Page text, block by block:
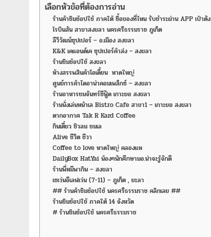
เลือกหัวข้อที่ต้องการอ่าน
ร้านค้าชิมช้อปใช้ ภาคใต้ ซื้อของที่ไหน รับชำระผ่าน APP เป๋าตัง
โรบินสัน สาขาสงขลา นครศรีธรรมราช ภูเก็ต
ลีวิวัฒน์ซุปเปอร์ – อ.เมือง สงขลา
K&K เคแอนด์เค ซุปเปอร์ค้าส่ง – สงขลา
ร้านชิมช้อปใช้ สงขลา
ห้างสรรพสินค้าโอเดี้ยน หาดใหญ่
ศูนย์การค้าไดอาน่าคอมเพล็กซ์ – สงขลา
ร้านอาหารชมจันทร์ซีฟู้ด เกาะยอ สงขลา
ร้านนั่งเล่นหน้าเล Bistro Cafe สาขา1 – เกาะยอ สงขลา
ตากอากาศ Tak R Kard Coffee
กินเตี๋ยว ชิวลม ชมเล
Alive ชีวิต ชีวา
Coffee to love หาดใหญ่ คลองแห
DailyBox HatYai น้องๆนักศึกษามอ.น่าจะรู้จักดี
ร้านพี่หมีพากิน – สงขลา
เซเว่นอีเลฟเว่น (7-11) – ภูเก็ต , ยะลา
## ร้านค้าชิมช้อปใช้ นครศรีธรรมราช คลิกเลย ##
ร้านชิมช้อปใช้ ภาคใต้ 14 จังหวัด
# ร้านชิมช้อปใช้ นครศรีธรรมราช